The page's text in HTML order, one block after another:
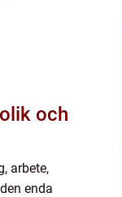
arbete,
enda